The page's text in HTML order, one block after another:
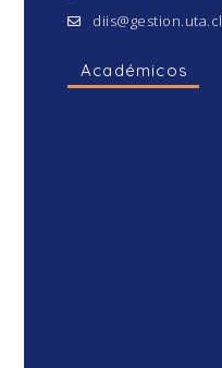
diis@gestion.uta.cl
Académicos